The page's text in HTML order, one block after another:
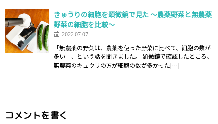
きゅうりの細胞を顕微鏡で見た ～農薬野菜と無農薬
野菜の細胞を比較～
2022.07.07
「無農薬の野菜は、農薬を使った野菜に比べて、細胞の数が
多い」、という話を聞きました。 顕微鏡で確認したところ、
無農薬のキュウリの方が細胞の数が多かった[…]
コメントを書く